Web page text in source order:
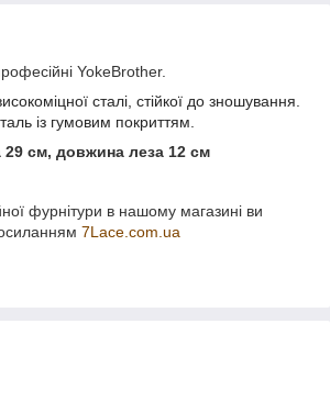
YokeBrother.
сталі, стійкої до зношування.
із гумовим покриттям.
см, довжина леза 12 см
фурнітури в нашому магазині ви
7Lace.com.ua